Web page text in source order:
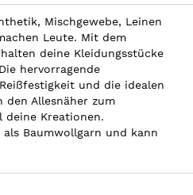
Mischgewebe, Leinen
Leute. Mit dem
deine Kleidungsstücke
hervorragende
und die idealen
den Allesnäher zum
deine Kreationen.
Baumwollgarn und kann